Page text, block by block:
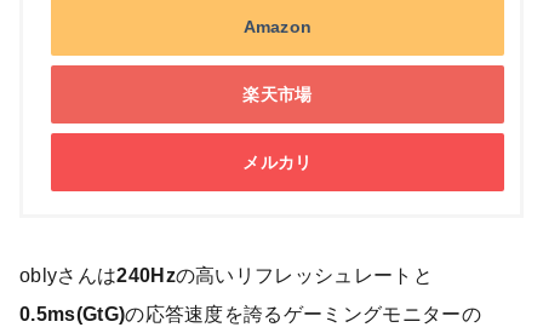
Amazon
楽天市場
メルカリ
oblyさんは240Hzの高いリフレッシュレートと
0.5ms(GtG)の応答速度を誇るゲーミングモニターの